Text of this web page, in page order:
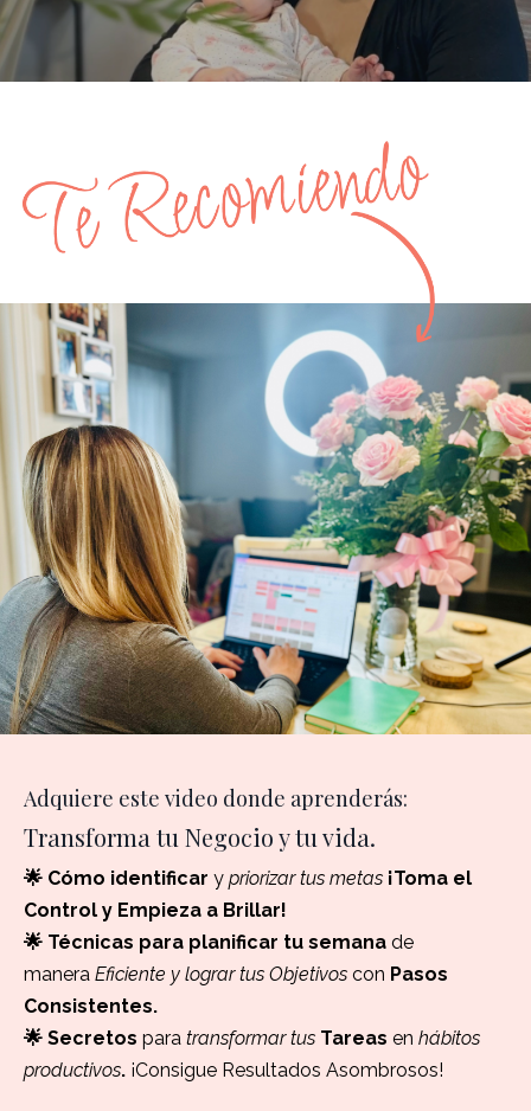
Adquiere este video donde aprenderás:
Transforma tu Negocio y tu vida.
🌟 Cómo identificar y priorizar tus metas ¡Toma el
Control y Empieza a Brillar!
🌟 Técnicas para planificar tu semana de
manera Eficiente y lograr tus Objetivos con Pasos
Consistentes.
🌟 Secretos para transformar tus Tareas en hábitos
productivos. ¡Consigue Resultados Asombrosos!